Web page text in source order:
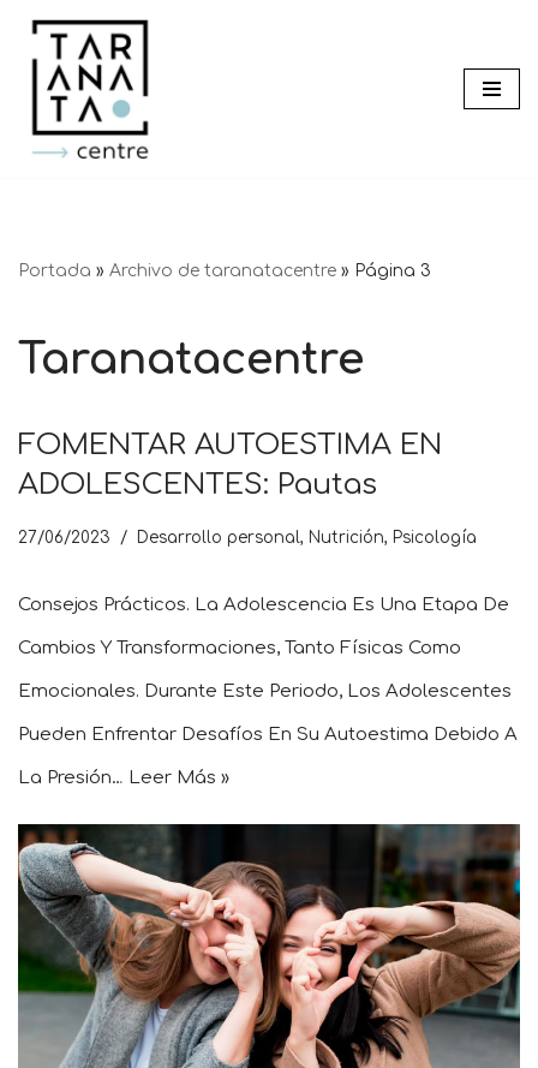
Saltar
contenido
Portada » Archivo de taranatacentre » Página 3
Taranatacentre
FOMENTAR AUTOESTIMA EN
ADOLESCENTES: Pautas
27/06/2023 Desarrollo personal, Nutrición, Psicología
Consejos Prácticos. La Adolescencia Es Una Etapa De
Cambios Y Transformaciones, Tanto Físicas Como
Emocionales. Durante Este Periodo, Los Adolescentes
Pueden Enfrentar Desafíos En Su Autoestima Debido A
La Presión… Leer Más »